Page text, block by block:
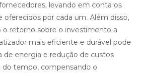
levando em conta os
oferecidos por cada um. Além disso,
o retorno sobre o investimento a
mais eficiente e durável pode
de energia e redução de custos
do tempo, compensando o